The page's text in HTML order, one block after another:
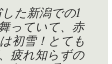
た新潟での1
っていて、赤
初雪！とても
疲れ知らずの